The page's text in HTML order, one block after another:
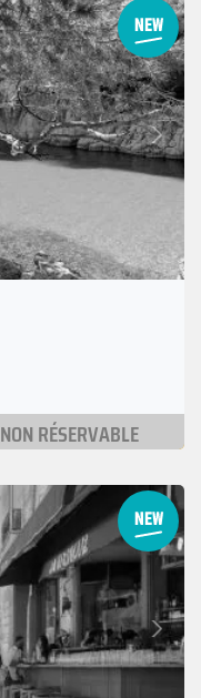
Suivant
NON RÉSERVABLE
Suivant